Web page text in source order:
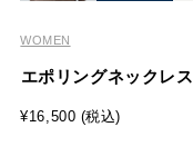
WOMEN
エポリングネックレス
¥16,500 (税込)